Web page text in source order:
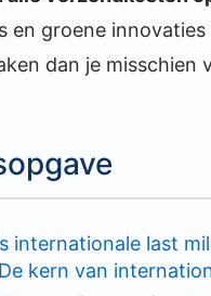
en groene
dan je misschien
internationale last
De kern van